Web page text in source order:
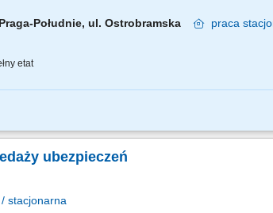
Praga-Południe, ul. Ostrobramska praca
etat
4 miesiące będziesz pracować na dziale oraz zdobywać
ubezpieczeń
stacjonarna